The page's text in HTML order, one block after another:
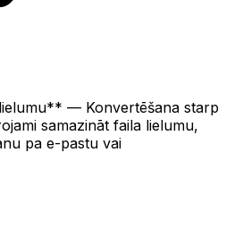
— Konvertēšana starp
samazināt faila lielumu,
pa e-pastu vai